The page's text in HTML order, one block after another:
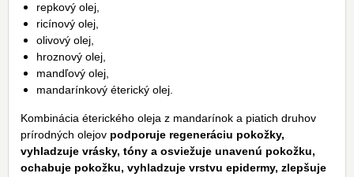
repkový olej,
ricínový olej,
olivový olej,
hroznový olej,
mandľový olej,
mandarínkový éterický olej.
Kombinácia éterického oleja z mandarínok a piatich druhov
prírodných olejov podporuje regeneráciu pokožky,
vyhladzuje vrásky, tóny a osviežuje unavenú pokožku,
ochabuje pokožku, vyhladzuje vrstvu epidermy, zlepšuje